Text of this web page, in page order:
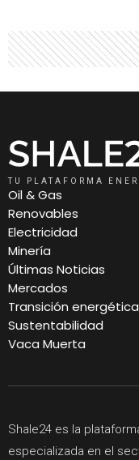
TU PLATAFORMA
Oil & Gas
Renovables
Electricidad
Minería
Últimas Noticias
Mercados
Transición energética
Sustentabilidad
Vaca Muerta
Shale24 es la
especializada en el